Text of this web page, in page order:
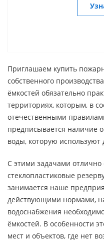
Приглашаем купить
собственного
ёмкостей обязательно
территориях, которым, в
отечественными
предписывается наличие
воды, которую
С этими задачами
стеклопластиковые
занимается наше
действующими нормами,
водоснабжения
ёмкостей. В особенности
мест и объектов, где нет